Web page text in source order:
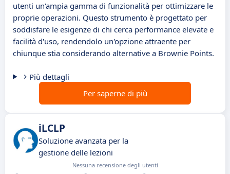
utenti un'ampia gamma di funzionalità per ottimizzare le
proprie operazioni. Questo strumento è progettato per
soddisfare le esigenze di chi cerca performance elevate e
facilità d'uso, rendendolo un'opzione attraente per
chiunque stia considerando alternative a Brownie Points.
Più dettagli
Per saperne di più
iLCLP
Soluzione avanzata per la
gestione delle lezioni
Nessuna recensione degli utenti